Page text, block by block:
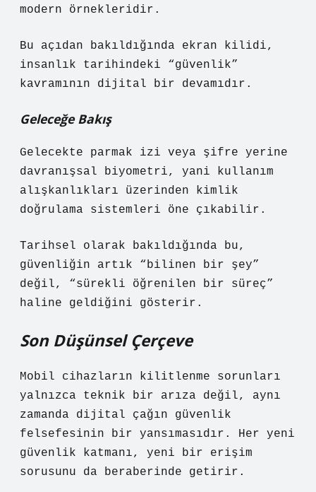
modern örnekleridir.
Bu açıdan bakıldığında ekran kilidi,
insanlık tarihindeki “güvenlik”
kavramının dijital bir devamıdır.
Geleceğe Bakış
Gelecekte parmak izi veya şifre yerine
davranışsal biyometri, yani kullanım
alışkanlıkları üzerinden kimlik
doğrulama sistemleri öne çıkabilir.
Tarihsel olarak bakıldığında bu,
güvenliğin artık “bilinen bir şey”
değil, “sürekli öğrenilen bir süreç”
haline geldiğini gösterir.
Son Düşünsel Çerçeve
Mobil cihazların kilitlenme sorunları
yalnızca teknik bir arıza değil, aynı
zamanda dijital çağın güvenlik
felsefesinin bir yansımasıdır. Her yeni
güvenlik katmanı, yeni bir erişim
sorusunu da beraberinde getirir.